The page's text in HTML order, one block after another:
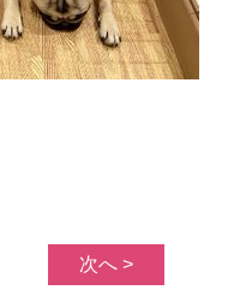
次へ >